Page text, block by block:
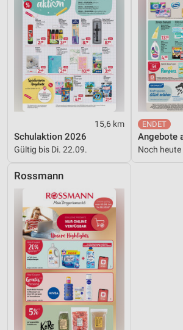
15,6 km
Schulaktion 2026
Gültig bis Di. 22.09.
Angebote
Noch
Rossmann
Wir nutzen Ihre Daten für folgende Zwecke:
IAB-Verarbeitungszwecke:
Speichern von oder Zugriff auf
auf einem Endgerät
Verwendung reduzierter Daten zur
Werbeanzeigen
Erstellung von Profilen für personalisierte
Verwendung von Profilen zur Auswahl
personalisierter Werbung
Erstellung von Profilen zur
von Inhalten
Verwendung von Profilen zur Auswahl
personalisierter Inhalte
Messung der Werbeleistung
Messung der Performance von Inhalten
Analyse von Zielgruppen durch Statistiken
Kombinationen von Daten aus
Quellen